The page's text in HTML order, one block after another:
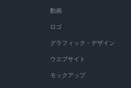
動画
ロゴ
グラフィック・デザイン
ウエブサイト
モックアップ